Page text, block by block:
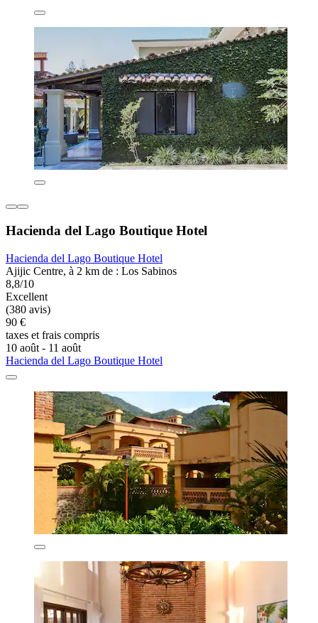
Hacienda del Lago Boutique Hotel
Hacienda del Lago Boutique Hotel
Ajijic Centre, à 2 km de : Los Sabinos
8,8/10
Excellent
(380 avis)
90 €
taxes et frais compris
10 août - 11 août
Hacienda del Lago Boutique Hotel